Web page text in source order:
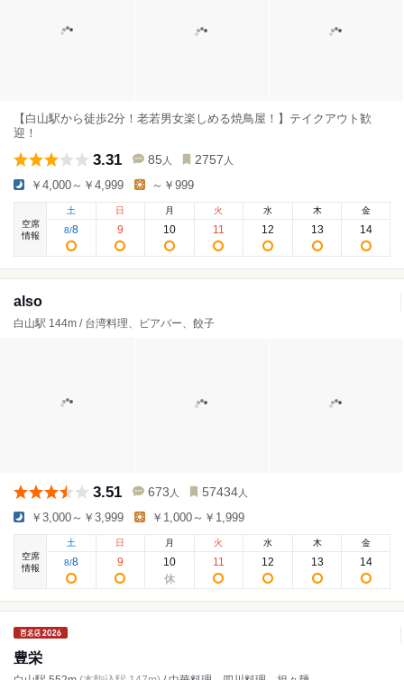
【白山駅から徒歩2分！老若男女楽しめる焼鳥屋！】テイクアウト歓
迎！
3.31 85 人 2757 人
￥4,000～￥4,999 ～￥999
空席
情報
土
8/8
日
9
月
10
火
11
水
12
木
13
金
14
also
白山駅 144m / 台湾料理、ビアバー、餃子
3.51 673 人 57434 人
￥3,000～￥3,999 ￥1,000～￥1,999
空席
情報
土
8/8
日
9
月
10
火
11
水
12
木
13
金
14
豊栄